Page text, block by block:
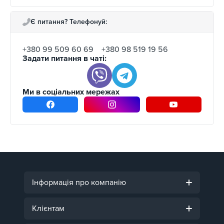
бежевий
светло бежевий
коричневий
синій
темно синій
оранжевий
Також, потрібно враховувати сполучуваність
Є питання? Телефонуй:
+380 99 509 60 69
+380 98 519 19 56
Задати питання в чаті:
Ми в соціальних мережах
Інформація про компанію
Клієнтам